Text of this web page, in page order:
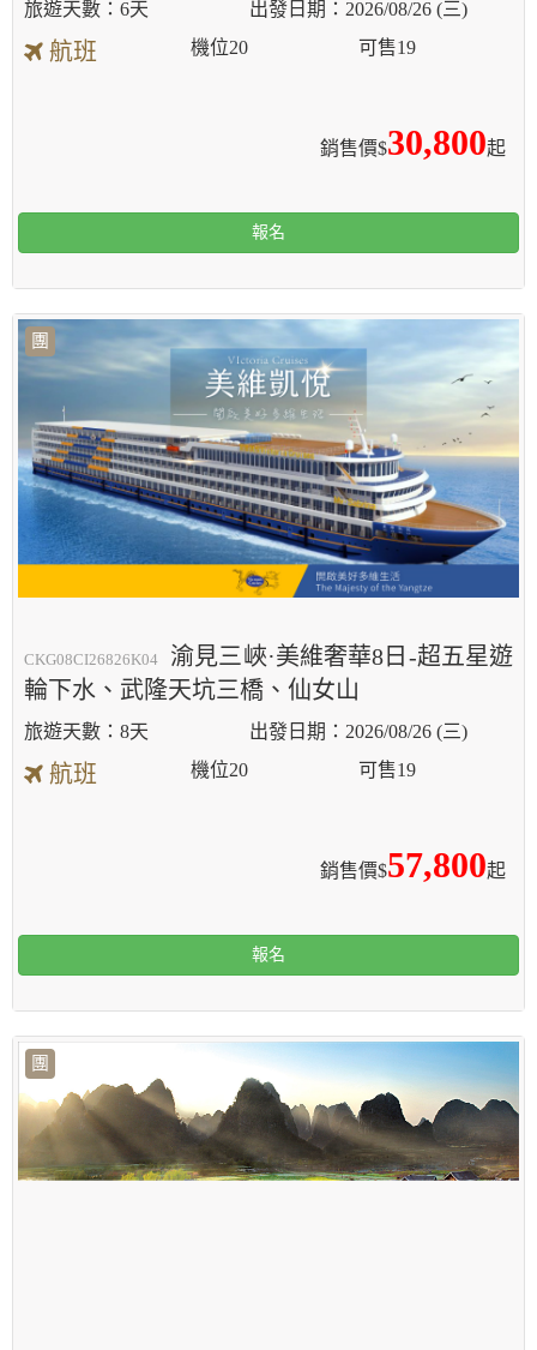
6天 2026/08/26 (三)
航班
銷售價$30,800起
機位20 可售19
報名
團
CKG08CI26826K04
渝見三峽·美維奢華8日-超五星遊
輪下水、武隆天坑三橋、仙女山
8天 2026/08/26 (三)
航班
銷售價$57,800起
機位20 可售19
報名
團